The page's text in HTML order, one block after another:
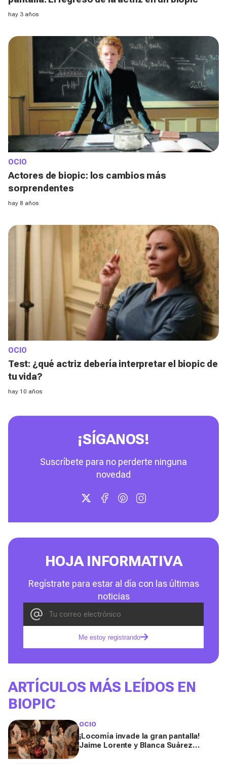
hay 3 años
OCIO
Actores de biopic: los cambios más
sorprendentes
hay 8 años
OCIO
Test: ¿qué actriz debería interpretar el biopic de
tu vida?
hay 10 años
¡SÍGANOS!
Suscríbete para no perderte ninguna
novedad
HOJA INFORMATIVA
Regístrate para estar al día con las últimas
noticias
Me estoy registrando
ARTÍCULOS MÁS LEÍDOS EN
BIOPIC
OCIO
¡Locomía invade la gran pantalla!
Jaime Lorente y Blanca Suárez